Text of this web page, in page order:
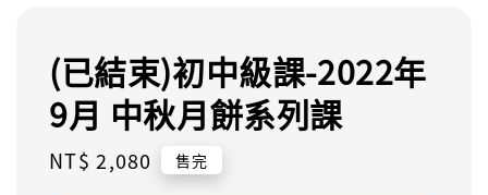
(已結束)初中級課-2022年
9月 中秋月餅系列課
Regular
NT$ 2,080 售完